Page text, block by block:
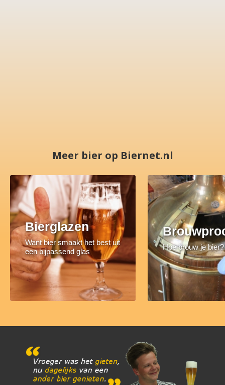
Meer bier op Biernet.nl
Bierglazen
Want bier smaakt het best uit
een bijpassend glas
Hoe brouw je bier?